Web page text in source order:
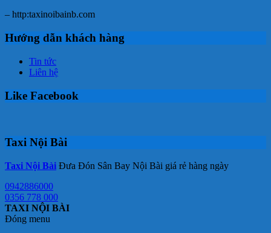
– http:taxinoibainb.com
Hướng dẫn khách hàng
Tin tức
Liên hệ
Like Facebook
Taxi Nội Bài
Taxi Nội Bài Đưa Đón Sân Bay Nội Bài giá rẻ hàng ngày
0942886000
0356 778 000
TAXI NỘI BÀI
Đóng menu